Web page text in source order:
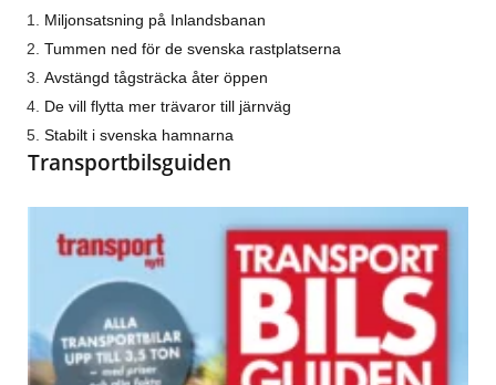
Miljonsatsning på Inlandsbanan
Tummen ned för de svenska rastplatserna
Avstängd tågsträcka åter öppen
De vill flytta mer trävaror till järnväg
Stabilt i svenska hamnarna
Transportbilsguiden